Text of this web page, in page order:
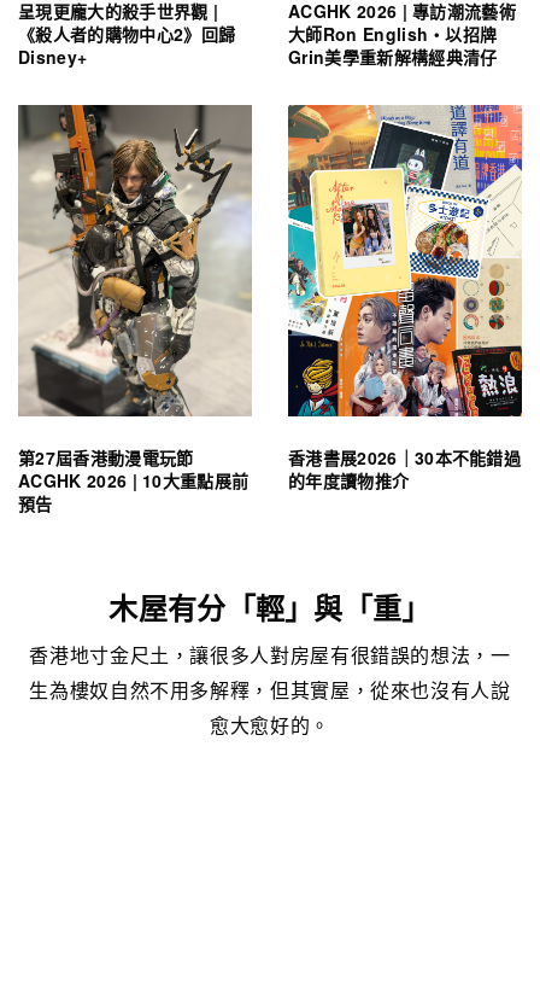
呈現更龐大的殺手世界觀 |
《殺人者的購物中心2》回歸
Disney+
ACGHK 2026 | 專訪潮流藝術
大師Ron English・以招牌
Grin美學重新解構經典清仔
第27屆香港動漫電玩節
ACGHK 2026 | 10大重點展前
預告
香港書展2026｜30本不能錯過
的年度讀物推介
木屋有分「輕」與「重」
香港地寸金尺土，讓很多人對房屋有很錯誤的想法，一
生為樓奴自然不用多解釋，但其實屋，從來也沒有人說
愈大愈好的。